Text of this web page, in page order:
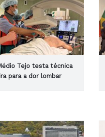
Tejo testa técnica
para a dor lombar